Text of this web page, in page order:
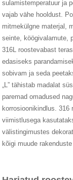
sulamistemperatuur ja
vajab vähe hooldust.
mitmekülgne materjal,
seinte, köögivalamute,
316L roostevabast
edasiseks
sobivam ja seda
„L” tähistab madalat
paremad omadused
korrosioonikindlus. 316
viimistlusega
välistingimustes
kõigi muude